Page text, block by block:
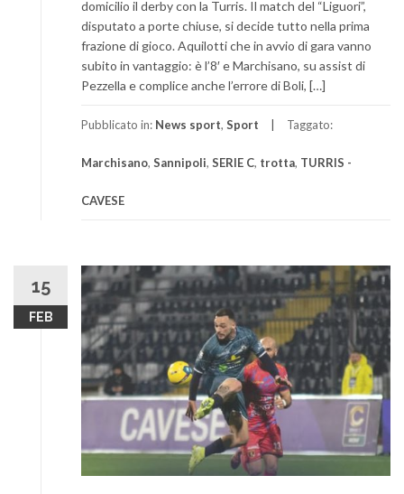
domicilio il derby con la Turris. Il match del “Liguori”,
disputato a porte chiuse, si decide tutto nella prima
frazione di gioco. Aquilotti che in avvio di gara vanno
subito in vantaggio: è l’8′ e Marchisano, su assist di
Pezzella e complice anche l’errore di Boli, […]
Pubblicato in: News sport, Sport Taggato:
Marchisano, Sannipoli, SERIE C, trotta, TURRIS -
CAVESE
15
FEB